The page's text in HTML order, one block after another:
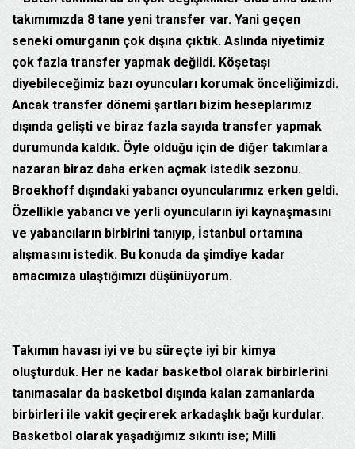
takımımızda 8 tane yeni transfer var. Yani geçen
seneki omurganın çok dışına çıktık. Aslında niyetimiz
çok fazla transfer yapmak değildi. Köşetaşı
diyebileceğimiz bazı oyuncuları korumak önceliğimizdi.
Ancak transfer dönemi şartları bizim heseplarımız
dışında gelişti ve biraz fazla sayıda transfer yapmak
durumunda kaldık. Öyle olduğu için de diğer takımlara
nazaran biraz daha erken açmak istedik sezonu.
Broekhoff dışındaki yabancı oyuncularımız erken geldi.
Özellikle yabancı ve yerli oyuncuların iyi kaynaşmasını
ve yabancıların birbirini tanıyıp, İstanbul ortamına
alışmasını istedik. Bu konuda da şimdiye kadar
amacımıza ulaştığımızı düşünüyorum.
Takımın havası iyi ve bu süreçte iyi bir kimya
oluşturduk. Her ne kadar basketbol olarak birbirlerini
tanımasalar da basketbol dışında kalan zamanlarda
birbirleri ile vakit geçirerek arkadaşlık bağı kurdular.
Basketbol olarak yaşadığımız sıkıntı ise; Milli